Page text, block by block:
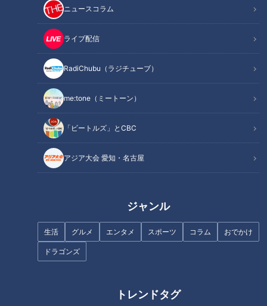
ニュースコラム
ライブ配信
RadiChubu（ラジチューブ）
me:tone（ミートーン）
「ビートルズ」とCBC
アジア大会 愛知・名古屋
ジャンル
生活 グルメ エンタメ スポーツ コラム おでかけ
ドラゴンズ
トレンドタグ
この記事を見たあなたへのおすすめ
“はみ出る海鮮丼”がお値打ちす
ぎる！？日替わりパンが食べ放
題の店も 愛知県名古屋市のお値
打ちグルメを調査
で楽しめる“極上の一杯”とは
麺が主役の“TKM”！？東海初出
店の純とんこつラーメンも！東
海エリアの新店で楽しめる“極上